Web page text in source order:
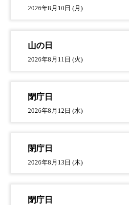
2026年8月10日 (月)
山の日
2026年8月11日 (火)
閉庁日
2026年8月12日 (水)
閉庁日
2026年8月13日 (木)
閉庁日